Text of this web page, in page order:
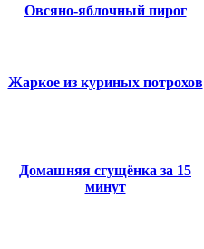
Овсяно-яблочный пирог
Жаркое из куриных потрохов
Домашняя сгущёнка за 15
минут